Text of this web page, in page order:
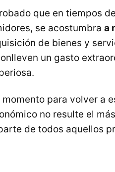
que en tiempos
se acostumbra a
de bienes y
un gasto
para volver a
no resulte el
de todos aquellos